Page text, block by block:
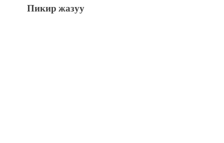
Пикир жазуу